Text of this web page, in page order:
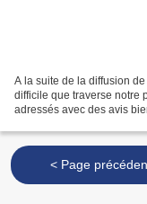
A la suite de la diffusion
difficile que traverse notre
adressés avec des avis
< Page